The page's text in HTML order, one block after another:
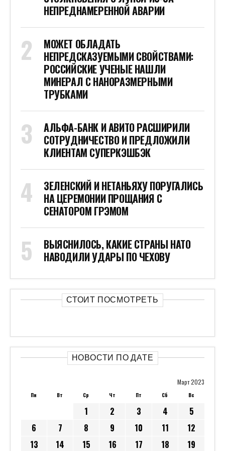
НЕПРЕДНАМЕРЕННОЙ АВАРИИ
МОЖЕТ ОБЛАДАТЬ
НЕПРЕДСКАЗУЕМЫМИ СВОЙСТВАМИ:
РОССИЙСКИЕ УЧЕНЫЕ НАШЛИ
МИНЕРАЛ С НАНОРАЗМЕРНЫМИ
ТРУБКАМИ
АЛЬФА-БАНК И АВИТО РАСШИРИЛИ
СОТРУДНИЧЕСТВО И ПРЕДЛОЖИЛИ
КЛИЕНТАМ СУПЕРКЭШБЭК
ЗЕЛЕНСКИЙ И НЕТАНЬЯХУ ПОРУГАЛИСЬ
НА ЦЕРЕМОНИИ ПРОЩАНИЯ С
СЕНАТОРОМ ГРЭМОМ
ВЫЯСНИЛОСЬ, КАКИЕ СТРАНЫ НАТО
НАВОДИЛИ УДАРЫ ПО ЧЕХОВУ
СТОИТ ПОСМОТРЕТЬ
НОВОСТИ ПО ДАТЕ
Март 2023
Пн Вт Ср Чт Пт Сб Вс
1 2 3 4
5
6
7 8 9 10 11
12
13
14 15 16 17 18
19